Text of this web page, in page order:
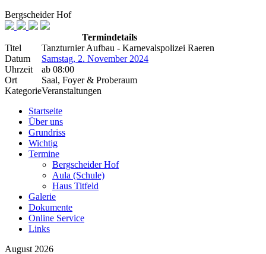
Bergscheider Hof
Termindetails
Titel
Tanzturnier Aufbau - Karnevalspolizei Raeren
Datum
Samstag, 2. November 2024
Uhrzeit
ab 08:00
Ort
Saal, Foyer & Proberaum
KategorieVeranstaltungen
Startseite
Über uns
Grundriss
Wichtig
Termine
Bergscheider Hof
Aula (Schule)
Haus Titfeld
Galerie
Dokumente
Online Service
Links
August 2026